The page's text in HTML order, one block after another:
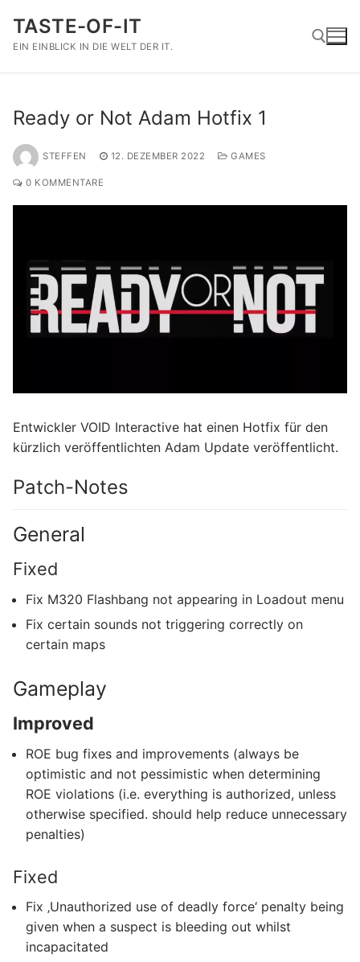
Inhalt
springen
TASTE-OF-IT
EIN EINBLICK IN DIE WELT DER IT.
Ready or Not Adam Hotfix 1
STEFFEN 12. DEZEMBER 2022 GAMES
0 KOMMENTARE
Entwickler VOID Interactive hat einen Hotfix für den
kürzlich veröffentlichten Adam Update veröffentlicht.
Patch-Notes
General
Fixed
Fix M320 Flashbang not appearing in Loadout menu
Fix certain sounds not triggering correctly on
certain maps
Gameplay
Improved
ROE bug fixes and improvements (always be
optimistic and not pessimistic when determining
ROE violations (i.e. everything is authorized, unless
otherwise specified. should help reduce unnecessary
penalties)
Fixed
Fix ‚Unauthorized use of deadly force‘ penalty being
given when a suspect is bleeding out whilst
incapacitated